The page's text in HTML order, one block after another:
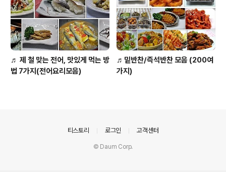
♬ 제 철 맞는 전어, 맛있게 먹는 방
법 7가지(전어요리모음)
♬밑반찬/즉석반찬 모음 (200여
가지)
티스토리 로그인 고객센터
© Daum Corp.